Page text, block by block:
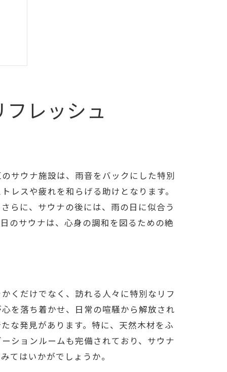
レッシュ
サウナ施設は、雨音をバックにした特別
レスや疲れを和らげる助けとなります。
らに、サウナの後には、雨の日に似合う
のサウナは、心身の調和を図るための絶
くだけでなく、訪れる人々に特別なリフ
を落ち着かせ、日常の喧騒から解放され
な発見があります。特に、天然木材をふ
ションルームも完備されており、サウナ
てはいかがでしょうか。